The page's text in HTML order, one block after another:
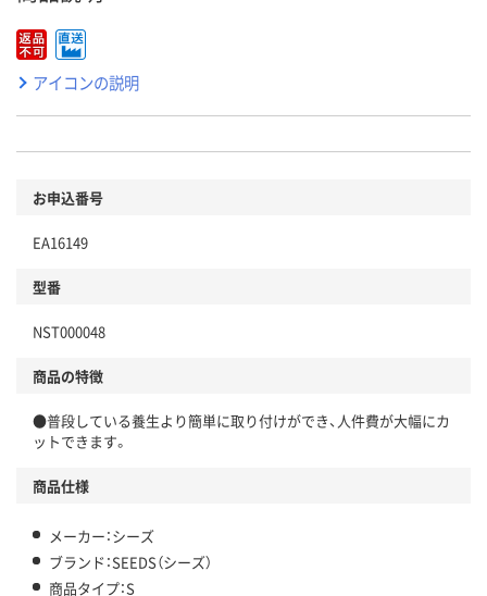
アイコンの説明
お申込番号
EA16149
型番
NST000048
商品の特徴
●普段している養生より簡単に取り付けができ、人件費が大幅にカ
ットできます。
商品仕様
メーカー：シーズ
ブランド：SEEDS（シーズ）
商品タイプ：S